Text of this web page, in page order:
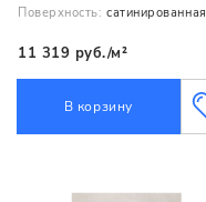
Поверхность: сатинированная
11 319 руб./м²
В корзину